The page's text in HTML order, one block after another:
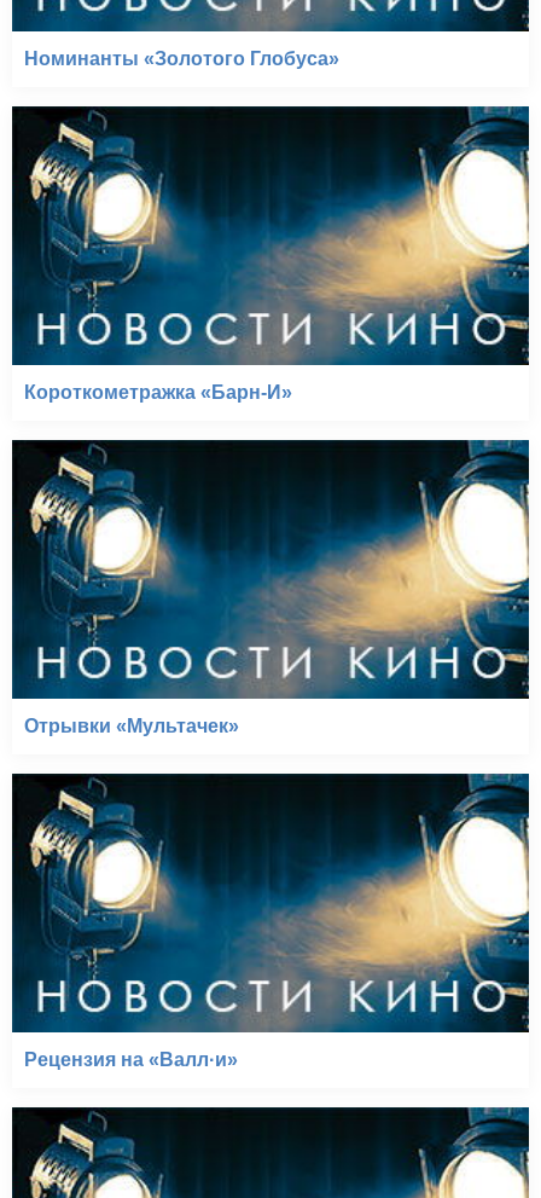
Номинанты «Золотого Глобуса»
Короткометражка «Барн-И»
Отрывки «Мультачек»
Рецензия на «Валл·и»